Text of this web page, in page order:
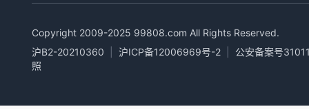
Copyright 2009-2025 99808.com All Rights Reserved.
沪B2-20210360
沪ICP备12006969号-2
公安备案号
照